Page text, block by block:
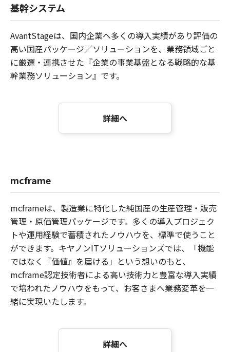
基幹システム
AvantStageは、国内企業へ多くの導入実績があり評価の
高い国産パッケージ／ソリューションを、業務領域ごと
に厳選・連携させた『企業の事業基盤となる戦略的な基
幹業務ソリューション』です。
詳細へ
mcframe
mcframeは、製造業に特化した純国産の生産管理・販売
管理・原価管理パッケージです。多くの導入プロジェク
トや運用経験で蓄積されたノウハウを、標準で使うこと
ができます。キヤノンITソリューションズでは、「機能
ではなく『価値』を届ける」という想いのもと、
mcframe認定技術者による高い技術力と豊富な導入実績
で培われたノウハウをもって、お客さまへ業務変革を一
緒に実現いたします。
詳細へ